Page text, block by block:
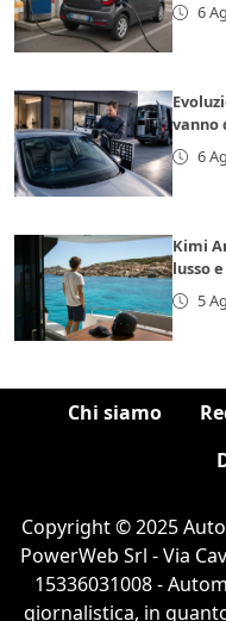
6
vanno
6
Kimi
lusso
5
Chi siamo
Copyright © 2025
PowerWeb Srl - Via
15336031008 -
giornalistica, in